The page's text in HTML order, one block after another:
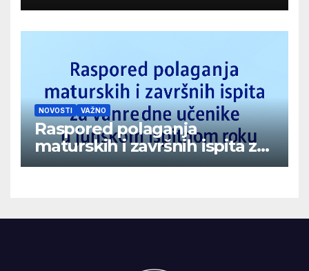
NOVOSTI VAŽNO
Raspored polaganja
maturskih i završnih ispita za
vanredne učenike u junskom